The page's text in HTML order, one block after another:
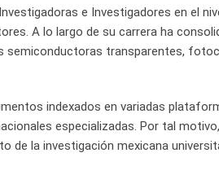
e Investigadores en el
A lo largo de su carrera ha
transparentes,
indexados en variadas
especializadas. Por tal
de la investigación mexicana